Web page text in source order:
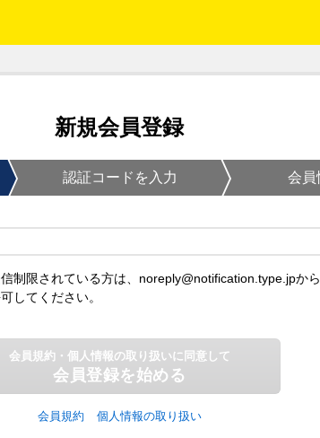
新規会員登録
認証コードを入力 会員
制限されている方は、noreply@notification.type.jpから
してください。
会員規約・個人情報の取り扱いに同意して
会員登録を始める
会員規約 個人情報の取り扱い